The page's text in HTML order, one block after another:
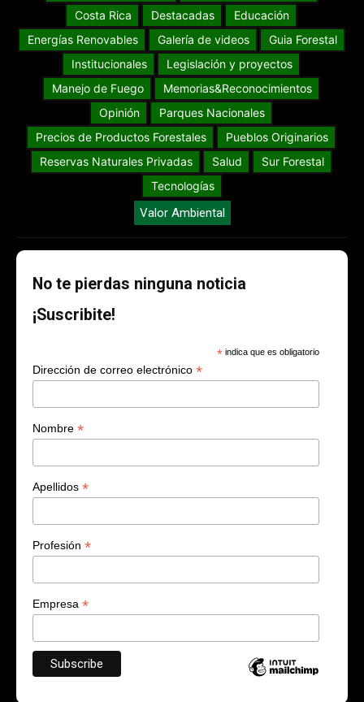
Costa Rica
Destacadas
Educación
Energías Renovables
Galería de videos
Guia Forestal
Institucionales
Legislación y proyectos
Manejo de Fuego
Memorias&Reconocimientos
Opinión
Parques Nacionales
Precios de Productos Forestales
Pueblos Originarios
Reservas Naturales Privadas
Salud
Sur Forestal
Tecnologías
Valor Ambiental
No te pierdas ninguna noticia
¡Suscribite!
* indica que es obligatorio
Dirección de correo electrónico *
Nombre *
Apellidos *
Profesión *
Empresa *